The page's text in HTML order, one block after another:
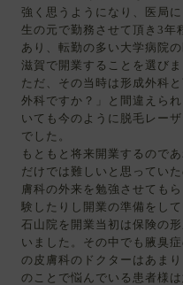
強く思うようになり、医局
生の元で勤務させて頂き3年
あり、転勤の多い大学病院
滋賀で開業することを選びま
ただ、その当時は形成外科
外科ですか？」と間違えら
いても今のように脱毛レー
でした。
もともと将来開業するので
だけでは難しいと思ってい
膚科の外来を勉強させても
験したりし開業の準備をして
石山院を開業当初は保険の
いました。その中でも腋臭
の皮膚科のドクターはあま
のことで悩んでいる患者様は